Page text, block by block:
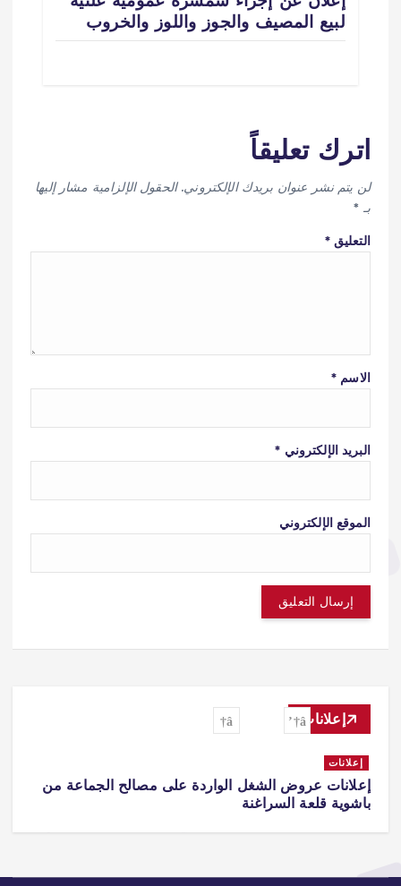
لبيع المصيف والجوز واللوز والخروب
اترك تعليقاً
لن يتم نشر عنوان بريدك الإلكتروني. الحقول الإلزامية مشار إليها
بـ *
التعليق*
الاسم *
البريد الإلكتروني *
الموقع الإلكتروني
إعلانات
إعلانات
إعلانات عروض الشغل الواردة على مصالح الجماعة من
باشوية قلعة السراغنة